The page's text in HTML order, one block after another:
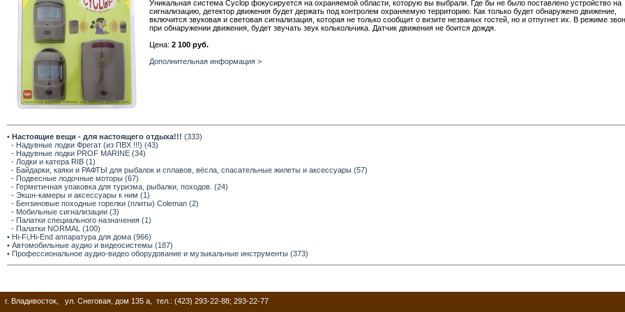
Уникальная система Cyclop фокусируется на охраняемой области, которую вы выбрали. Где бы не было поставлено устройство на
сигнализацию, детектор движения будет держать под контролем охраняемую территорию. Как только будет обнаружено движение,
включится звуковая и световая сигнализация, которая не только сообщит о визите незваных гостей, но и отпугнет их. В режиме
при обнаружении движения, будет звучать звук колькольчика. Датчик движения не боится дождя.
Цена: 2 100 руб.
Дополнительная информация >
• Настоящие вещи - для настоящего отдыха!!! (333)
- Надувные лодки Фрегат (из ПВХ !!!) (43)
- Надувные лодки PROF MARINE (34)
- Лодки и катера RIB (1)
- Байдарки, каяки и РАФТЫ для рыбалок и сплавов, вёсла, спасательные жилеты и аксессуары (57)
- Подвесные лодочные моторы (67)
- Герметичная упаковка для туризма, рыбалки, походов. (24)
- Экшн-камеры и аксессуары к ним (1)
- Бензиновые походные горелки (плиты) Coleman (2)
- Мобильные сигнализации (3)
- Палатки специального назначения (1)
- Палатки NORMAL (100)
• Hi-Fi,Hi-End аппаратура для дома (966)
• Автомобильные аудио и видеосистемы (187)
• Профессиональное аудио-видео оборудование и музыкальные инструменты (373)
г. Владивосток, ул. Снеговая, дом 135 а, тел.: (423) 293-22-88; 293-22-77